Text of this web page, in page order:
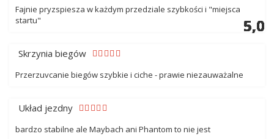
5,0
5,0
Fajnie pryzspiesza w każdym przedziale szybkości i "miejsca
startu"
5,0
Skrzynia biegów
Przerzuvcanie biegów szybkie i ciche - prawie niezauważalne
5,0
Układ jezdny
bardzo stabilne ale Maybach ani Phantom to nie jest
5,0
5,0
5,0
5,0
5,0
5,0
5,0
5,0
5,0
5,0